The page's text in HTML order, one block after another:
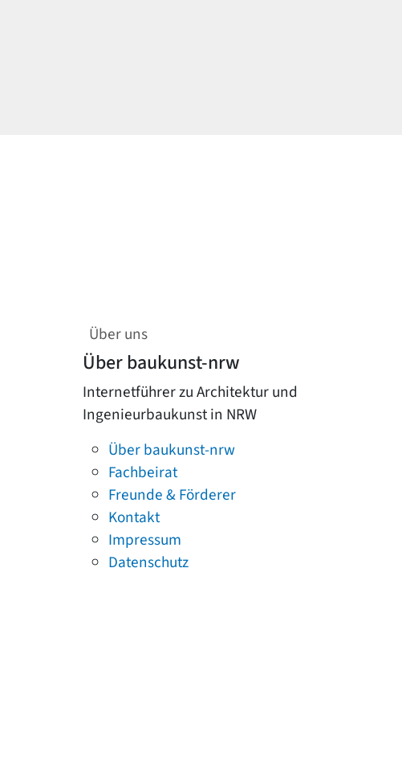
Über uns
Über baukunst-nrw
Internetführer zu Architektur und
Ingenieurbaukunst in NRW
Über baukunst-nrw
Fachbeirat
Freunde & Förderer
Kontakt
Impressum
Datenschutz